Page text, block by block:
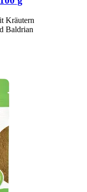
Kräutern
Baldrian